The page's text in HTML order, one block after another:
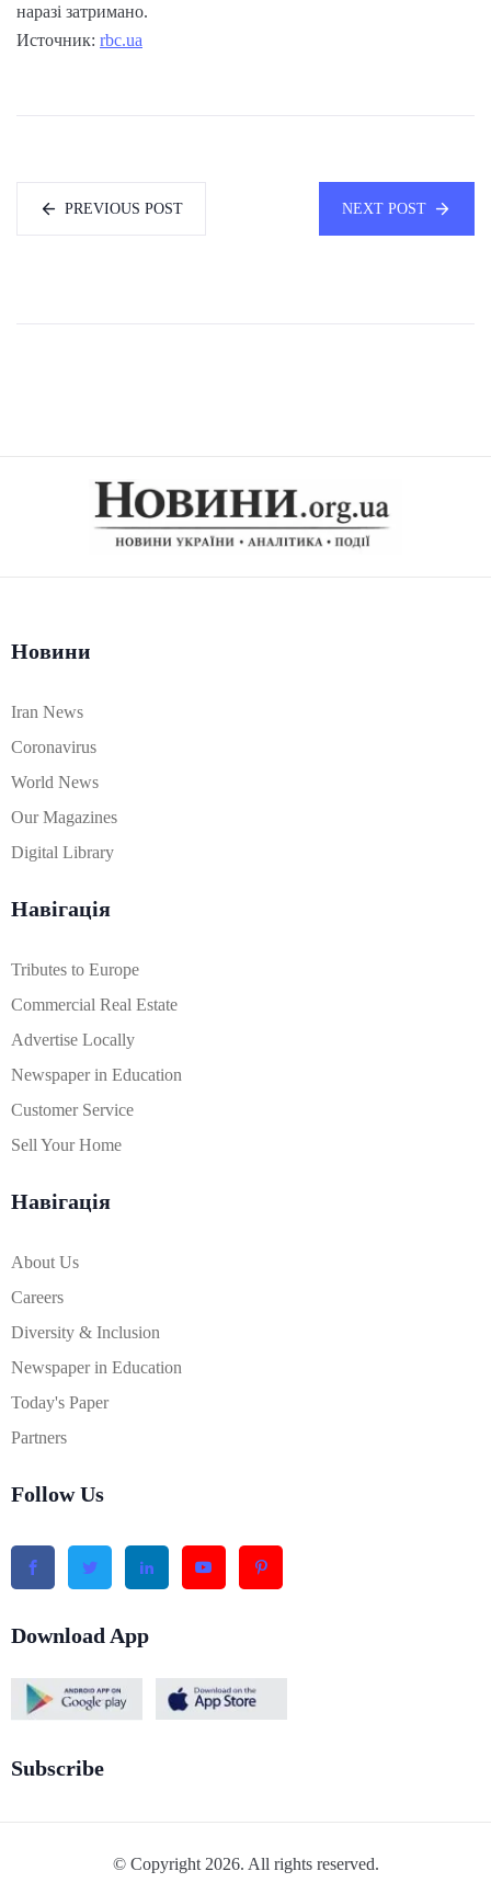
наразі затримано.
Источник: rbc.ua
PREVIOUS POST NEXT POST
Новини
Iran News
Coronavirus
World News
Our Magazines
Digital Library
Навігація
Tributes to Europe
Commercial Real Estate
Advertise Locally
Newspaper in Education
Customer Service
Sell Your Home
Навігація
About Us
Careers
Diversity & Inclusion
Newspaper in Education
Today's Paper
Partners
Follow Us
Download App
Subscribe
© Copyright 2026. All rights reserved.